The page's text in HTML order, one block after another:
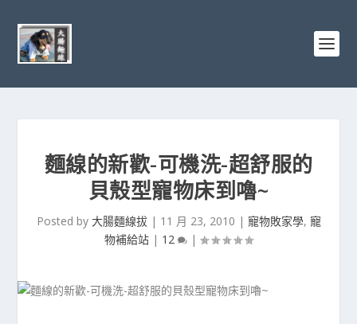
麵線的新歡-可機洗-超舒服的
貝殼型寵物床到嚕~
Posted by 大腸麵線拔| 11 月 23, 2010 | 寵物敗家學, 寵
物補給站 | 12 |